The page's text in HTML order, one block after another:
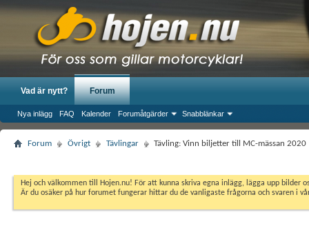
Vad är nytt? Forum
Nya inlägg FAQ Kalender Forumåtgärder Snabblänkar
Forum Övrigt Tävlingar Tävling: Vinn biljetter till MC-mässan 2020
Hej och välkommen till Hojen.nu! För att kunna skriva egna inlägg, lägga upp
Är du osäker på hur forumet fungerar hittar du de vanligaste frågorna och svaren i